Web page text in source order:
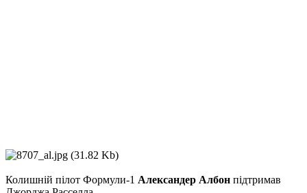
Колишній пілот Формули-1 Александер Албон підтримав